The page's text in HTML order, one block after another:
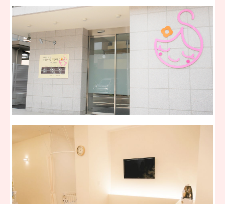
個人情報保護方針